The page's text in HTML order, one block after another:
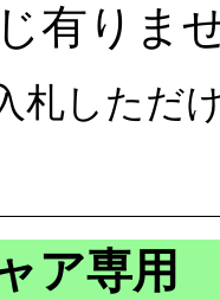
有りま
札しただ
ア専用